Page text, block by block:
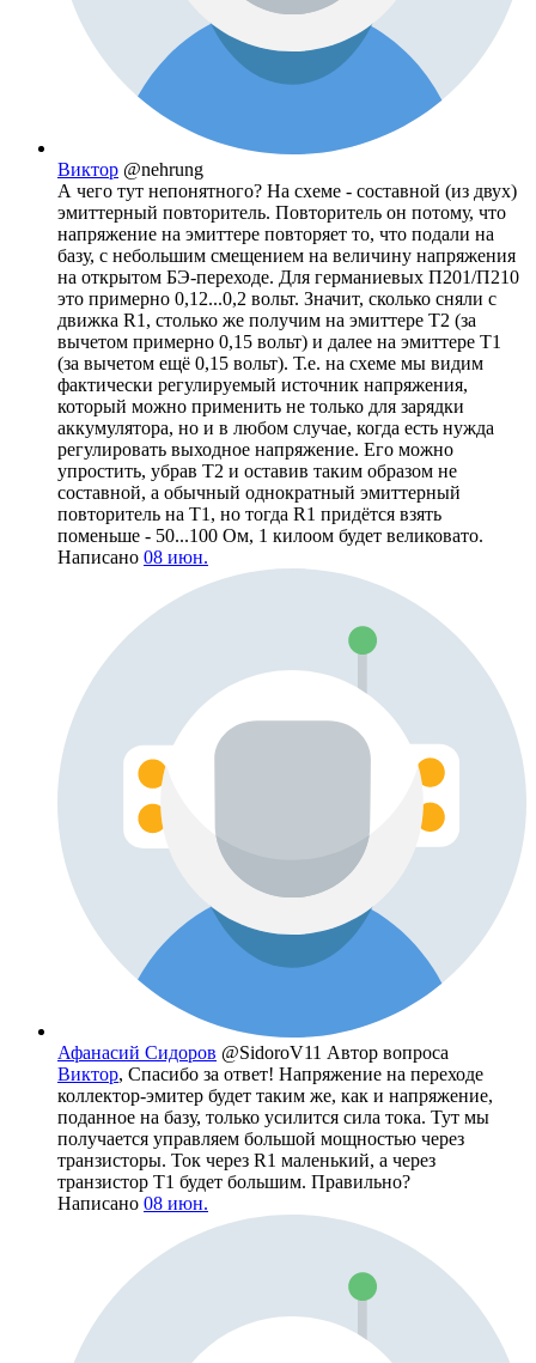
Виктор @nehrung
А чего тут непонятного? На схеме - составной (из двух)
эмиттерный повторитель. Повторитель он потому, что
напряжение на эмиттере повторяет то, что подали на
базу, с небольшим смещением на величину напряжения
на открытом БЭ-переходе. Для германиевых П201/П210
это примерно 0,12...0,2 вольт. Значит, сколько сняли с
движка R1, столько же получим на эмиттере Т2 (за
вычетом примерно 0,15 вольт) и далее на эмиттере Т1
(за вычетом ещё 0,15 вольт). Т.е. на схеме мы видим
фактически регулируемый источник напряжения,
который можно применить не только для зарядки
аккумулятора, но и в любом случае, когда есть нужда
регулировать выходное напряжение. Его можно
упростить, убрав Т2 и оставив таким образом не
составной, а обычный однократный эмиттерный
повторитель на Т1, но тогда R1 придётся взять
поменьше - 50...100 Ом, 1 килоом будет великовато.
Написано 08 июн.
Афанасий Сидоров @SidoroV11 Автор вопроса
Виктор, Спасибо за ответ! Напряжение на переходе
коллектор-эмитер будет таким же, как и напряжение,
поданное на базу, только усилится сила тока. Тут мы
получается управляем большой мощностью через
транзисторы. Ток через R1 маленький, а через
транзистор T1 будет большим. Правильно?
Написано 08 июн.